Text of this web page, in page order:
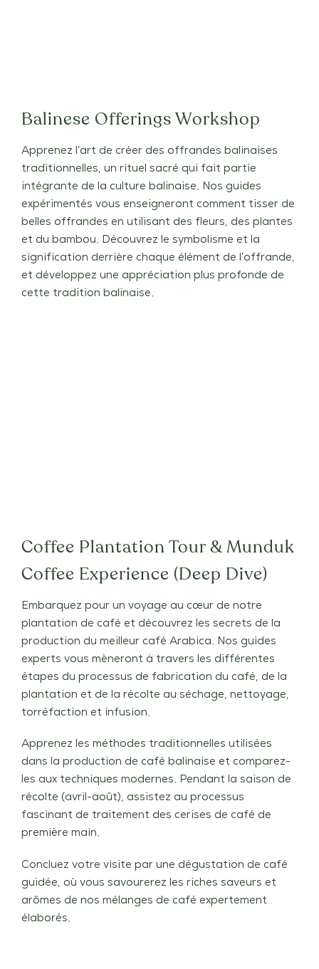
Balinese Offerings Workshop
Apprenez l’art de créer des offrandes balinaises
traditionnelles, un rituel sacré qui fait partie
intégrante de la culture balinaise. Nos guides
expérimentés vous enseigneront comment tisser de
belles offrandes en utilisant des fleurs, des plantes
et du bambou. Découvrez le symbolisme et la
signification derrière chaque élément de l’offrande,
et développez une appréciation plus profonde de
cette tradition balinaise.
Coffee Plantation Tour & Munduk
Coffee Experience (Deep Dive)
Embarquez pour un voyage au cœur de notre
plantation de café et découvrez les secrets de la
production du meilleur café Arabica. Nos guides
experts vous mèneront à travers les différentes
étapes du processus de fabrication du café, de la
plantation et de la récolte au séchage, nettoyage,
torréfaction et infusion.
Apprenez les méthodes traditionnelles utilisées
dans la production de café balinaise et comparez-
les aux techniques modernes. Pendant la saison de
récolte (avril-août), assistez au processus
fascinant de traitement des cerises de café de
première main.
Concluez votre visite par une dégustation de café
guidée, où vous savourerez les riches saveurs et
arômes de nos mélanges de café expertement
élaborés.